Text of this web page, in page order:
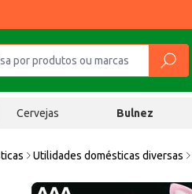
Cervejas Bulnez
Utilidades domésticas diversas